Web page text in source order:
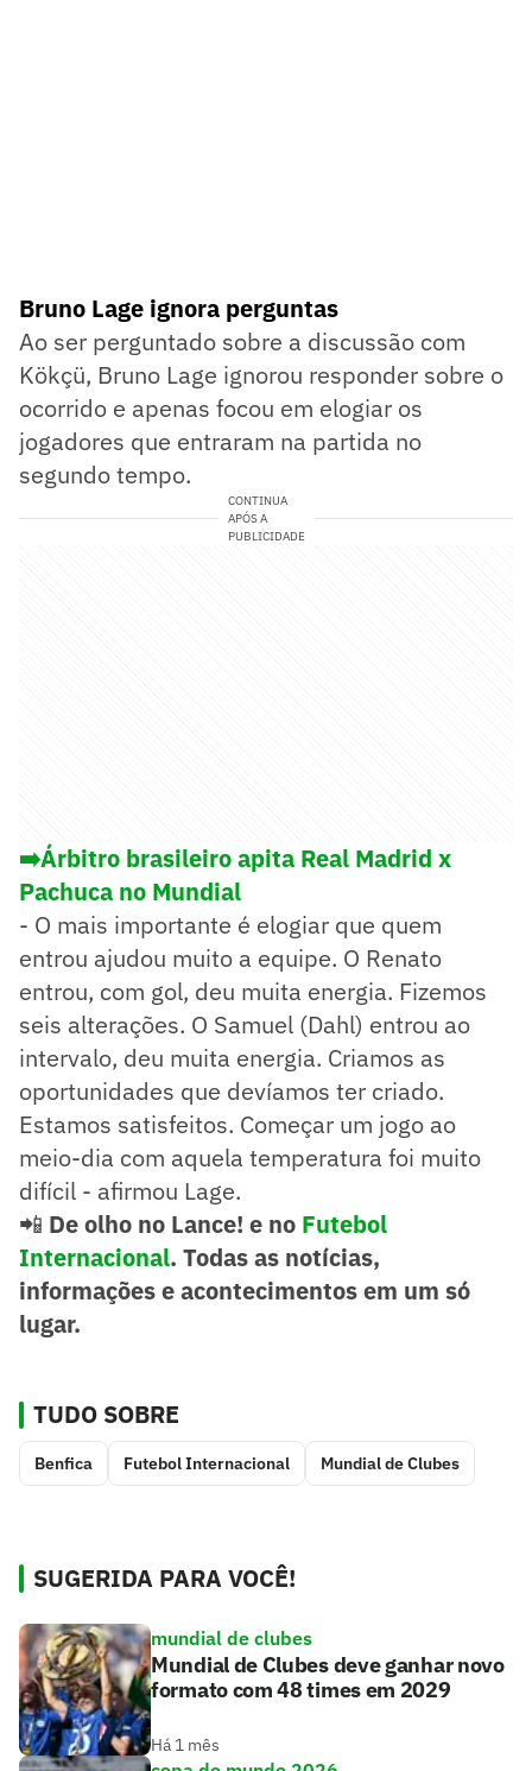
Bruno Lage ignora perguntas
Ao ser perguntado sobre a discussão com
Kökçü, Bruno Lage ignorou responder sobre o
ocorrido e apenas focou em elogiar os
jogadores que entraram na partida no
segundo tempo.
CONTINUA
APÓS A
PUBLICIDADE
➡️Árbitro brasileiro apita Real Madrid x
Pachuca no Mundial
- O mais importante é elogiar que quem
entrou ajudou muito a equipe. O Renato
entrou, com gol, deu muita energia. Fizemos
seis alterações. O Samuel (Dahl) entrou ao
intervalo, deu muita energia. Criamos as
oportunidades que devíamos ter criado.
Estamos satisfeitos. Começar um jogo ao
meio-dia com aquela temperatura foi muito
difícil - afirmou Lage.
📲 De olho no Lance! e no Futebol
Internacional. Todas as notícias,
informações e acontecimentos em um só
lugar.
TUDO SOBRE
Benfica Futebol Internacional Mundial de Clubes
SUGERIDA PARA VOCÊ!
mundial de clubes
Mundial de Clubes deve ganhar novo
formato com 48 times em 2029
Há 1 mês